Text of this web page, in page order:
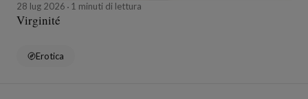
28 lug 2026 1 minuti di lettura
Virginité
Erotica